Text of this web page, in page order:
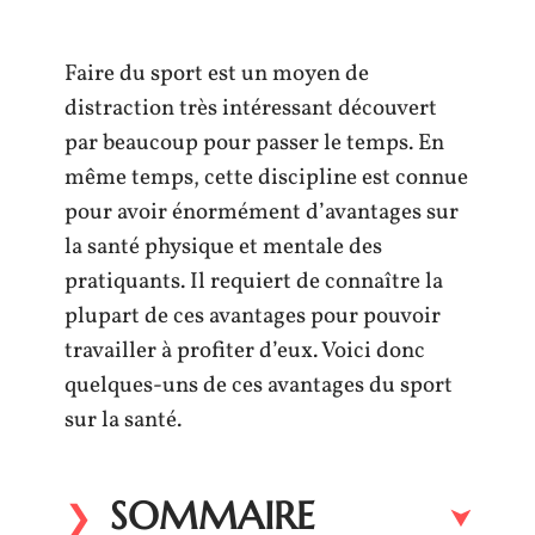
Faire du sport est un moyen de
distraction très intéressant découvert
par beaucoup pour passer le temps. En
même temps, cette discipline est connue
pour avoir énormément d’avantages sur
la santé physique et mentale des
pratiquants. Il requiert de connaître la
plupart de ces avantages pour pouvoir
travailler à profiter d’eux. Voici donc
quelques-uns de ces avantages du sport
sur la santé.
SOMMAIRE